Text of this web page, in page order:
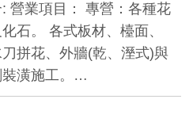
營業項目： 專營：各種花
石。 各式板材、檯面、
拼花、外牆(乾、溼式)與
裝潢施工。…